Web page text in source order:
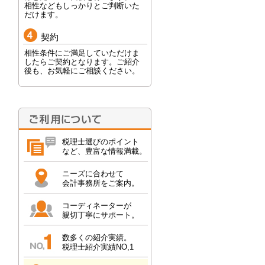
相性などもしっかりとご判断いた
だけます。
契約
相性条件にご満足していただけま
したらご契約となります。ご紹介
後も、お気軽にご相談ください。
税理士選びのポイント
など、豊富な情報満載。
ニーズに合わせて
会計事務所をご案内。
コーディネーターが
親切丁寧にサポート。
数多くの紹介実績。
税理士紹介実績NO,1